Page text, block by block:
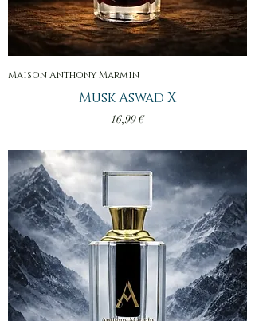
Maison Anthony Marmin
Musk Aswad X
Prix
16,99 €